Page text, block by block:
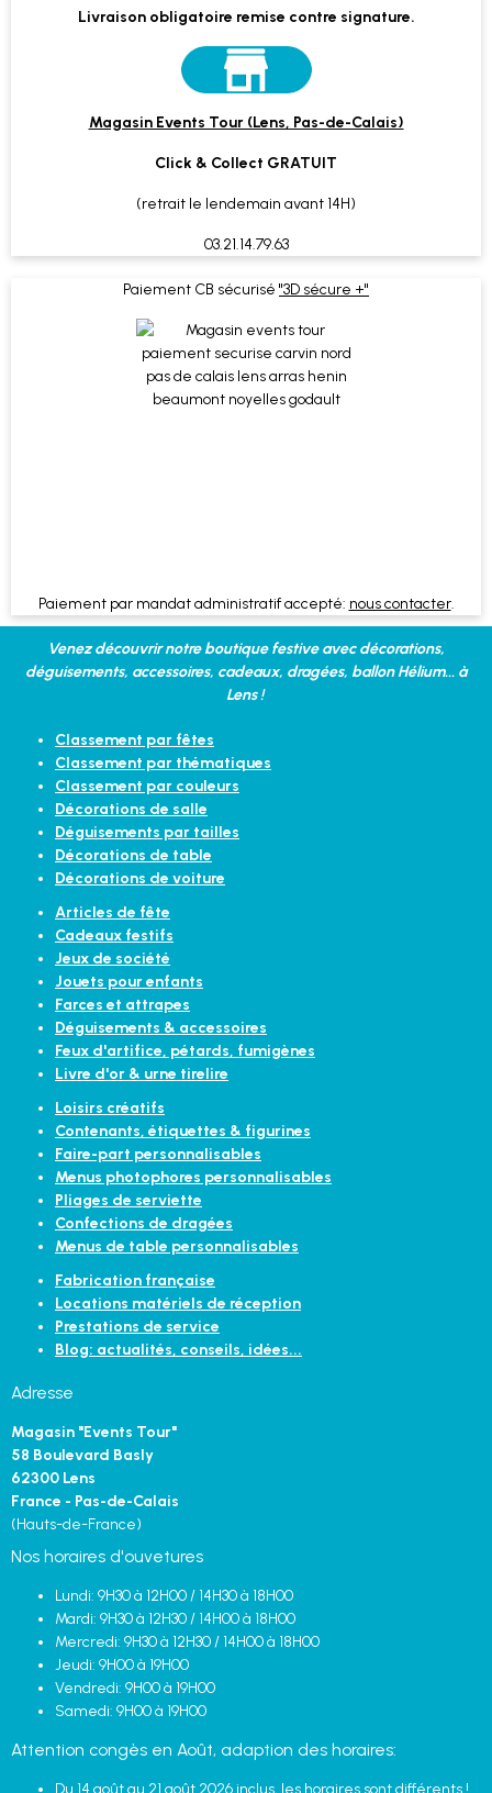
Livraison obligatoire remise contre signature.
Magasin Events Tour (Lens, Pas-de-Calais)
Click & Collect GRATUIT
(retrait le lendemain avant 14H)
03.21.14.79.63
Paiement CB sécurisé "3D sécure +"
Paiement par mandat administratif accepté: nous contacter.
Venez découvrir notre boutique festive avec décorations,
déguisements, accessoires, cadeaux, dragées, ballon Hélium... à
Lens !
Classement par fêtes
Classement par thématiques
Classement par couleurs
Décorations de salle
Déguisements par tailles
Décorations de table
Décorations de voiture
Articles de fête
Cadeaux festifs
Jeux de société
Jouets pour enfants
Farces et attrapes
Déguisements & accessoires
Feux d'artifice, pétards, fumigènes
Livre d'or & urne tirelire
Loisirs créatifs
Contenants, étiquettes & figurines
Faire-part personnalisables
Menus photophores personnalisables
Pliages de serviette
Confections de dragées
Menus de table personnalisables
Fabrication française
Locations matériels de réception
Prestations de service
Blog: actualités, conseils, idées...
Adresse
Magasin "Events Tour"
58 Boulevard Basly
62300 Lens
France - Pas-de-Calais
(Hauts-de-France)
Nos horaires d'ouvetures
Lundi: 9H30 à 12H00 / 14H30 à 18H00
Mardi: 9H30 à 12H30 / 14H00 à 18H00
Mercredi: 9H30 à 12H30 / 14H00 à 18H00
Jeudi: 9H00 à 19H00
Vendredi: 9H00 à 19H00
Samedi: 9H00 à 19H00
Attention congès en Août, adaption des horaires:
Du 14 août au 21 août 2026 inclus, les horaires sont différents !